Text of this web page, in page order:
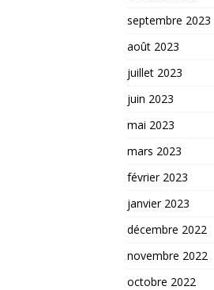
septembre 2023
août 2023
juillet 2023
juin 2023
mai 2023
mars 2023
février 2023
janvier 2023
décembre 2022
novembre 2022
octobre 2022